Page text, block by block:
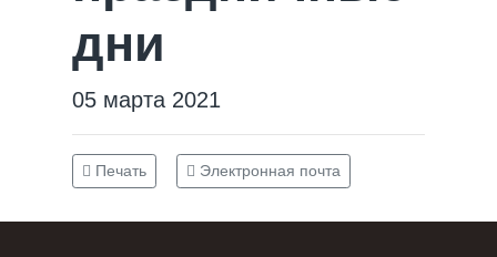
дни
05 марта 2021
Печать Электронная почта